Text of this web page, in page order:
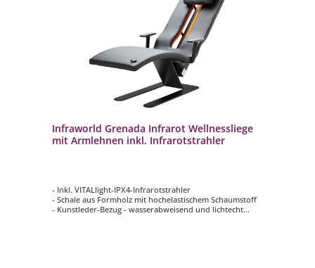
Infraworld Grenada Infrarot Wellnessliege
mit Armlehnen inkl. Infrarotstrahler
- Inkl. VITALlight-IPX4-Infrarotstrahler
- Schale aus Formholz mit hochelastischem Schaumstoff
- Kunstleder-Bezug - wasserabweisend und lichtecht